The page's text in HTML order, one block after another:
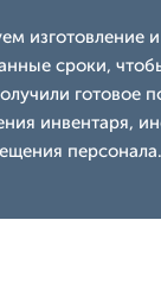
изготовление
сроки,
готовое
инвентаря,
персонала.